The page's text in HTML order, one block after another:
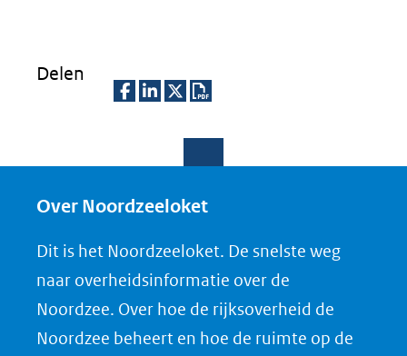
Delen
e
o
p
F
a
e
o
p
L
i
e
o
p
X
(opent
n
o
a
d
P
Over Noordzeeloket
Dit is het Noordzeeloket. De snelste weg
naar overheidsinformatie over de
Noordzee. Over hoe de rijksoverheid de
Noordzee beheert en hoe de ruimte op de